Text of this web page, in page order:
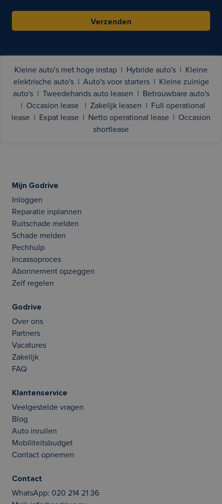
Verzenden
Kleine auto's met hoge instap Hybride auto's
Kleine
elektrische auto's
Auto's voor starters
Kleine zuinige
auto's
Tweedehands auto leasen
Betrouwbare auto's
Occasion lease Zakelijk leasen
Full operational
lease
Expat lease Netto operational lease
Occasion
shortlease
Mijn Godrive
Inloggen
Reparatie inplannen
Ruitschade melden
Schade melden
Pechhulp
Incassoproces
Abonnement opzeggen
Zelf regelen
Godrive
Over ons
Partners
Vacatures
Zakelijk
FAQ
Klantenservice
Veelgestelde vragen
Blog
Auto inruilen
Mobiliteitsbudget
Contact opnemen
Contact
WhatsApp: 020 214 21 36